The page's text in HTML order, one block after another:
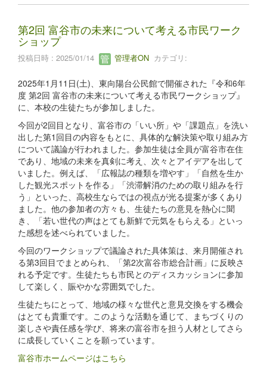
第2回 富谷市の未来について考える市民ワーク
ショップ
投稿日時 : 2025/01/14 管理者ON カテゴリ:
2025年1月11日(土)、東向陽台公民館で開催された『令和6年
度 第2回 富谷市の未来について考える市民ワークショップ』
に、本校の生徒たちが参加しました。
今回が2回目となり、富谷市の「いい所」や「課題点」を洗い
出した第1回目の内容をもとに、具体的な解決策や取り組み方
について議論が行われました。参加生徒は全員が富谷市在住
であり、地域の未来を真剣に考え、次々とアイデアを出して
いました。例えば、「広報誌の種類を増やす」「自然を生か
した観光スポットを作る」「渋滞解消のための取り組みを行
う」といった、高校生ならではの視点が光る提案が多くあり
ました。他の参加者の方々も、生徒たちの意見を熱心に聞
き、「若い世代の声はとても新鮮で元気をもらえる」といっ
た感想を述べられていました。
今回のワークショップで議論された具体策は、来月開催され
る第3回目でまとめられ、「第2次富谷市総合計画」に反映さ
れる予定です。生徒たちも市民とのディスカッションに参加
して楽しく、賑やかな雰囲気でした。
生徒たちにとって、地域の様々な世代と意見交換をする機会
はとても貴重です。このような活動を通じて、まちづくりの
楽しさや責任感を学び、将来の富谷市を担う人材としてさら
に成長していくことを願っています。
富谷市ホームページはこちら